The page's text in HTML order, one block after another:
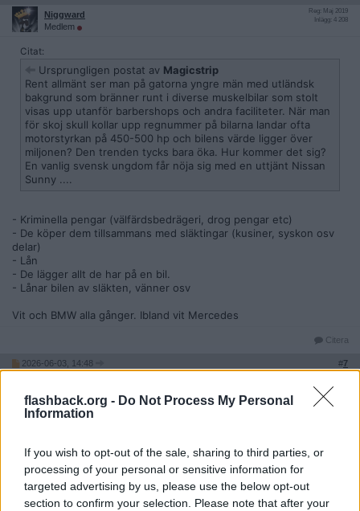
flashback.org - Do Not Process My Personal
Information
If you wish to opt-out of the sale, sharing to third parties, or
processing of your personal or sensitive information for
targeted advertising by us, please use the below opt-out
section to confirm your selection. Please note that after your
Niggward
Medlem
Reg: Maj 2019
Inlägg: 4 208
Citat:
Ursprungligen postat av Magicstrip
Rent allmänt ser man på gatorna yngre män med utländsk
bakgrund som bränner runt i diverse muskelbilar som stolt
visas upp utanför barbershops och andra faciliteter. När man
för skoj skull kollar upp regnummer på bilarna landar ofta
motorstyrkan på 450-500 hp och bilens värde ligger över
miljonen? Den trenden tycks bara öka. Hur kommer det sig?
En vanlig svensk ungdom får nöja sig med en uttjänt Nissan
Sunny ....
- Kriminella pengar (välfärdsbedrägeri, drog pengar etc)
- De köper dem tillsammans med släktingar (kusiner, syskon osv
delar)
- Lån
- De lägger allt de har på en bil.
- Lånar bilen av släkten, vänner osv
Vit och BMW alla gånger. Ibland vit Mercedes
Citera
2026-06-03, 14:48 #7
Medlem
Inlägg: 1 933
Citat:
- Kriminella pengar (välfärdsbedrägeri, drog pengar etc)
- De köper dem tillsammans med släktingar (kusiner, syskon
osv delar)
- Lån
- De lägger allt de har på en bil.